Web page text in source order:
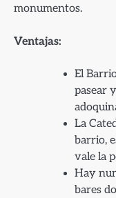
monumentos.
Ventajas:
El
pasear
La
barrio,
vale la
Hay
bares